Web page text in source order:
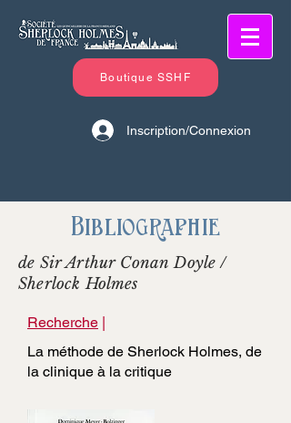
Boutique SSHF
Inscription/Connexion
Bibliographie
de Sir Arthur Conan Doyle /
Sherlock Holmes
Recherche |
La méthode de Sherlock Holmes, de
la clinique à la critique